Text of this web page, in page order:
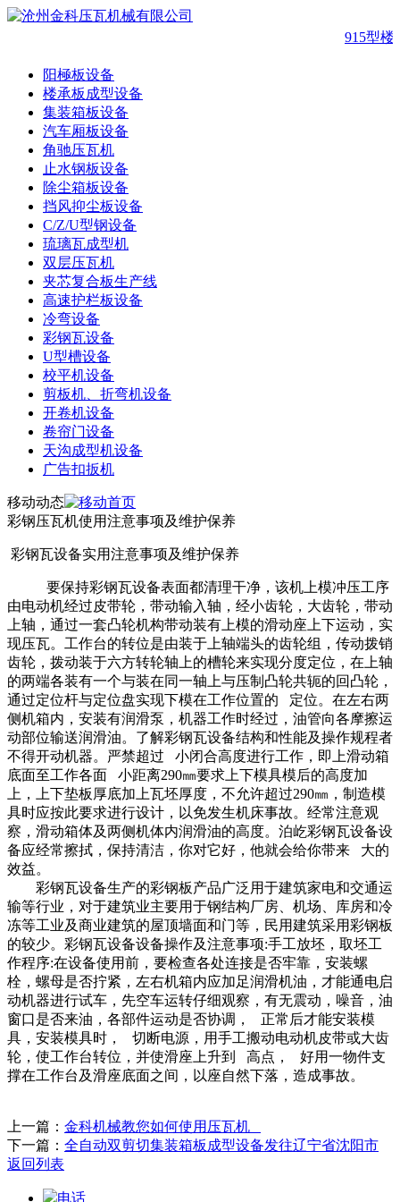
915型楼
阳極板设备
楼承板成型设备
集装箱板设备
汽车厢板设备
角驰压瓦机
止水钢板设备
除尘箱板设备
挡风抑尘板设备
C/Z/U型钢设备
琉璃瓦成型机
双层压瓦机
夹芯复合板生产线
高速护栏板设备
冷弯设备
彩钢瓦设备
U型槽设备
校平机设备
剪板机、折弯机设备
开卷机设备
卷帘门设备
天沟成型机设备
广告扣扳机
移动动态
彩钢压瓦机使用注意事项及维护保养
彩钢瓦设备实用注意事项及维护保养
要保持彩钢瓦设备表面都清理干净，该机上模冲压工序
由电动机经过皮带轮，带动输入轴，经小齿轮，大齿轮，带动
上轴，通过一套凸轮机构带动装有上模的滑动座上下运动，实
现压瓦。工作台的转位是由装于上轴端头的齿轮组，传动拨销
齿轮，拨动装于六方转轮轴上的槽轮来实现分度定位，在上轴
的两端各装有一个与装在同一轴上与压制凸轮共轭的回凸轮，
通过定位杆与定位盘实现下模在工作位置的 定位。在左右两
侧机箱内，安装有润滑泵，机器工作时经过，油管向各摩擦运
动部位输送润滑油。了解彩钢瓦设备结构和性能及操作规程者
不得开动机器。严禁超过 小闭合高度进行工作，即上滑动箱
底面至工作各面 小距离290㎜要求上下模具模后的高度加
上，上下垫板厚底加上瓦坯厚度，不允许超过290㎜，制造模
具时应按此要求进行设计，以免发生机床事故。经常注意观
察，滑动箱体及两侧机体内润滑油的高度。泊屹彩钢瓦设备设
备应经常擦拭，保持清洁，你对它好，他就会给你带来 大的
效益。
彩钢瓦设备生产的彩钢板产品广泛用于建筑家电和交通运
输等行业，对于建筑业主要用于钢结构厂房、机场、库房和冷
冻等工业及商业建筑的屋顶墙面和门等，民用建筑采用彩钢板
的较少。彩钢瓦设备设备操作及注意事项:手工放坯，取坯工
作程序:在设备使用前，要检查各处连接是否牢靠，安装螺
栓，螺母是否拧紧，左右机箱内应加足润滑机油，才能通电启
动机器进行试车，先空车运转仔细观察，有无震动，噪音，油
窗口是否来油，各部件运动是否协调， 正常后才能安装模
具，安装模具时， 切断电源，用手工搬动电动机皮带或大齿
轮，使工作台转位，并使滑座上升到 高点， 好用一物件支
撑在工作台及滑座底面之间，以座自然下落，造成事故。
上一篇： 金科机械教您如何使用压瓦机
下一篇： 全自动双剪切集装箱板成型设备发往辽宁省沈阳市
返回列表
电话